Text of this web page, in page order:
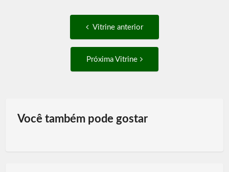
navigation
Vitrine anterior
Próxima Vitrine
Você também pode gostar